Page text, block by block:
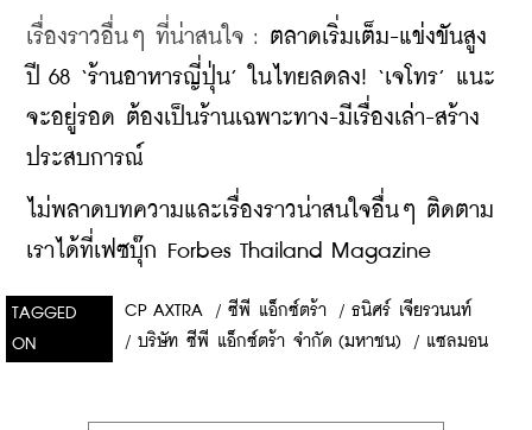
เรื่องราวอื่นๆ ที่น่าสนใจ : ตลาดเริ่มเต็ม-แข่งขันสูง
ปี 68 ‘ร้านอาหารญี่ปุ่น’ ในไทยลดลง! ‘เจโทร’ แนะ
จะอยู่รอด ต้องเป็นร้านเฉพาะทาง-มีเรื่องเล่า-สร้าง
ประสบการณ์
ไม่พลาดบทความและเรื่องราวน่าสนใจอื่นๆ ติดตาม
เราได้ที่เฟซบุ๊ก Forbes Thailand Magazine
TAGGED
ON
CP AXTRA / ซีพี แอ็กซ์ตร้า / ธนิศร์ เจียรวนนท์
/ บริษัท ซีพี แอ็กซ์ตร้า จำกัด (มหาชน) / แซลมอน